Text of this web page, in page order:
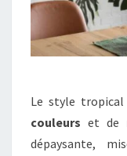
Le style tropical
couleurs et de
dépaysante,